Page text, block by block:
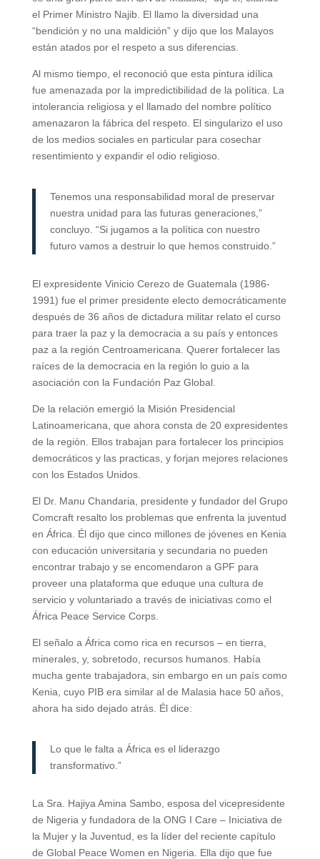
el Primer Ministro Najib. El llamo la diversidad una
“bendición y no una maldición” y dijo que los Malayos
están atados por el respeto a sus diferencias.
Al mismo tiempo, el reconoció que esta pintura idílica
fue amenazada por la impredictibilidad de la política. La
intolerancia religiosa y el llamado del nombre político
amenazaron la fábrica del respeto. El singularizo el uso
de los medios sociales en particular para cosechar
resentimiento y expandir el odio religioso.
Tenemos una responsabilidad moral de preservar
nuestra unidad para las futuras generaciones,”
concluyo. “Si jugamos a la política con nuestro
futuro vamos a destruir lo que hemos construido.”
El expresidente Vinicio Cerezo de Guatemala (1986-
1991) fue el primer presidente electo democráticamente
después de 36 años de dictadura militar relato el curso
para traer la paz y la democracia a su país y entonces
paz a la región Centroamericana. Querer fortalecer las
raíces de la democracia en la región lo guio a la
asociación con la Fundación Paz Global.
De la relación emergió la Misión Presidencial
Latinoamericana, que ahora consta de 20 expresidentes
de la región. Ellos trabajan para fortalecer los principios
democráticos y las practicas, y forjan mejores relaciones
con los Estados Unidos.
El Dr. Manu Chandaria, presidente y fundador del Grupo
Comcraft resalto los problemas que enfrenta la juventud
en África. Él dijo que cinco millones de jóvenes en Kenia
con educación universitaria y secundaria no pueden
encontrar trabajo y se encomendaron a GPF para
proveer una plataforma que eduque una cultura de
servicio y voluntariado a través de iniciativas como el
África Peace Service Corps.
El señalo a África como rica en recursos – en tierra,
minerales, y, sobretodo, recursos humanos. Había
mucha gente trabajadora, sin embargo en un país como
Kenia, cuyo PIB era similar al de Malasia hace 50 años,
ahora ha sido dejado atrás. Él dice:
Lo que le falta a África es el liderazgo
transformativo.”
La Sra. Hajiya Amina Sambo, esposa del vicepresidente
de Nigeria y fundadora de la ONG I Care – Iniciativa de
la Mujer y la Juventud, es la líder del reciente capítulo
de Global Peace Women en Nigeria. Ella dijo que fue